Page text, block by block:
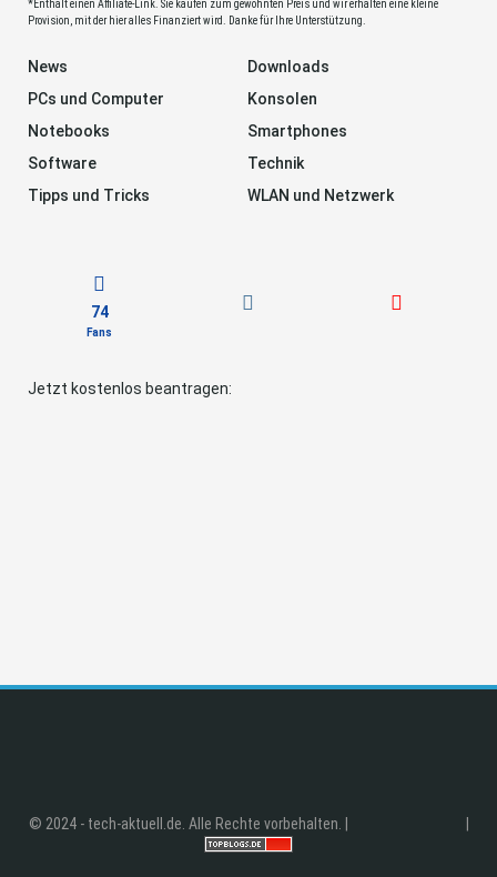
*Enthält einen Affiliate-Link. Sie kaufen zum gewohnten Preis und wir erhalten eine kleine
Provision, mit der hier alles Finanziert wird. Danke für Ihre Unterstützung.
News
Downloads
PCs und Computer
Konsolen
Notebooks
Smartphones
Software
Technik
Tipps und Tricks
WLAN und Netzwerk
74
Fans
Jetzt kostenlos beantragen:
© 2024 - tech-aktuell.de. Alle Rechte vorbehalten. |